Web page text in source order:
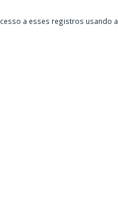
a esses registros usando a